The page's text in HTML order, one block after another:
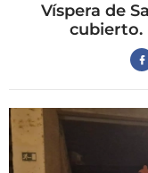
Víspera de
cubierto.